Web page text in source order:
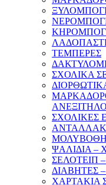
ΤΕΜΠΕΡΕΣ
ΣΧΟΛΙΚΑ
ΣΧΟΛΙΚΕΣ
ΨΑΛΙΔΙΑ –
ΣΕΛΟΤΕΙΠ
ΔΙΑΒΗΤΕΣ
ΧΑΡΤΑΚΙΑ